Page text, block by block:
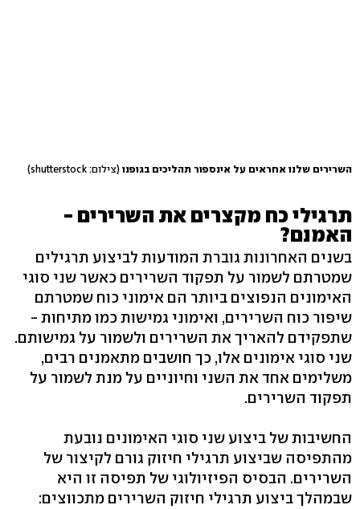
השרירים שלנו אחראים על אינספור תהליכים בגופנו (צילום: shutterstock)
תרגילי כח מקצרים את השרירים -
האמנם?
בשנים האחרונות גוברת המודעות לביצוע תרגילים
שמטרתם לשמור על תפקוד השרירים כאשר שני סוגי
האימונים הנפוצים ביותר הם אימוני כוח שמטרתם
שיפור כוח השרירים, ואימוני גמישות כמו מתיחות -
שתפקידם להאריך את השרירים ולשמור על גמישותם.
שני סוגי אימונים אלו, כך חושבים מתאמנים רבים,
משלימים אחד את השני וחיוניים על מנת לשמור על
תפקוד השרירים.
החשיבות של ביצוע שני סוגי האימונים נובעת
מהתפיסה שביצוע תרגילי חיזוק גורם לקיצור של
השרירים. הבסיס הפיזיולוגי של תפיסה זו היא
שבמהלך ביצוע תרגילי חיזוק השרירים מתכווצים: